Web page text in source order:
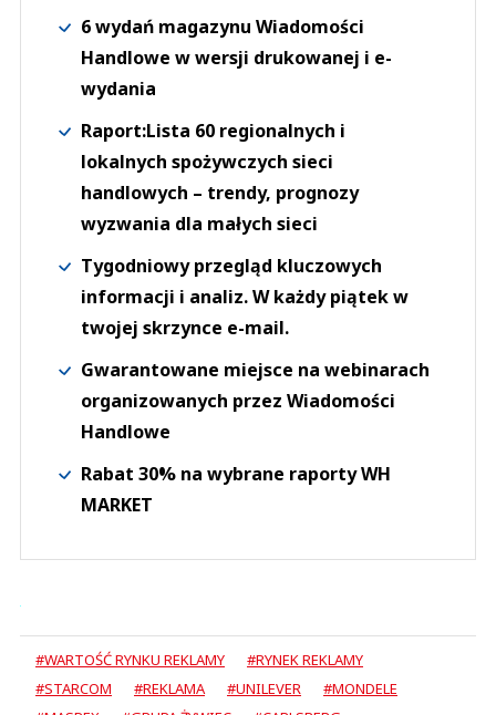
6 wydań magazynu Wiadomości
Handlowe w wersji drukowanej i e-
wydania
Raport:Lista 60 regionalnych i
lokalnych spożywczych sieci
handlowych – trendy, prognozy
wyzwania dla małych sieci
Tygodniowy przegląd kluczowych
informacji i analiz. W każdy piątek w
twojej skrzynce e-mail.
Gwarantowane miejsce na webinarach
organizowanych przez Wiadomości
Handlowe
Rabat 30% na wybrane raporty WH
MARKET
#WARTOŚĆ RYNKU REKLAMY
#RYNEK REKLAMY
#STARCOM
#REKLAMA #UNILEVER
#MONDELE